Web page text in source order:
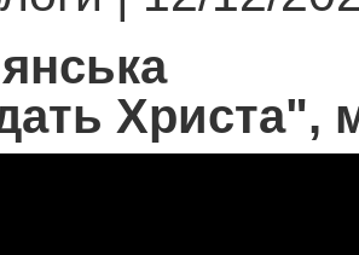
Христа",